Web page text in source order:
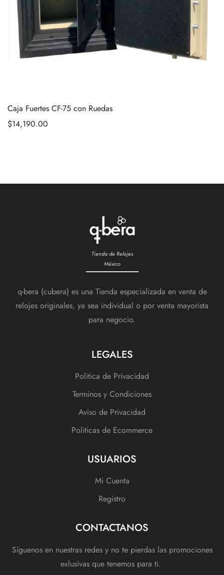
Caja Fuertes CF-75 con Ruedas
$14,190.00
Tienda de Relojes
México
q-bera (cubera) es una Tienda especializada en venta de
relojes originales, ya sea individual o por venta mayorista
para negocio.
LEGALES
Politica de Privacidad
Terminos y Condiciones
Aviso de Privacidad
Politicas de Ecommerce
USUARIOS
Mi Cuenta
Registro
CONTACTANOS
Síguenos en nuestras redes y no te pierdas las promociones
exlusivas que tenemos para ti.